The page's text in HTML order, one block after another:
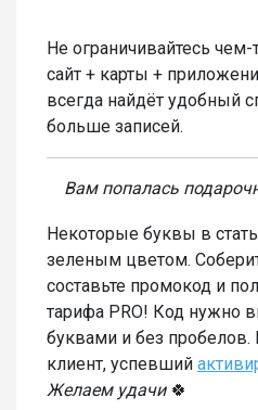
Не ограничивайтесь чем-
сайт + карты +
всегда найдёт удобный
больше записей.
Вам попалась
Некоторые буквы в
зеленым цветом.
составьте промокод и
тарифа PRO! Код нужно
буквами и без
клиент, успевший
Желаем удачи🍀